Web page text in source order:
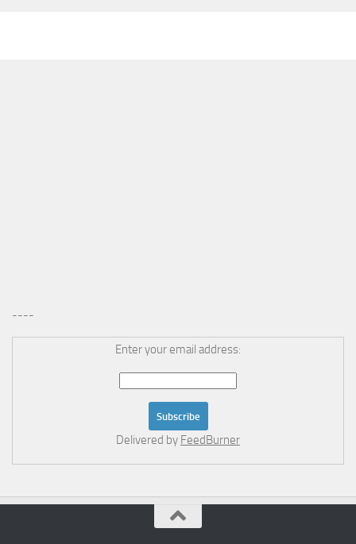
----
Enter your email address:
Delivered by FeedBurner